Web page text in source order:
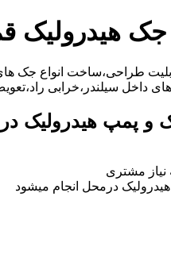
هیدرولیک
طراحی،ساخت انواع جک
راد،تعویض و تغییر سیل
و پمپ هیدرولیک
نیاز مشتری
درمحل انجام میشود